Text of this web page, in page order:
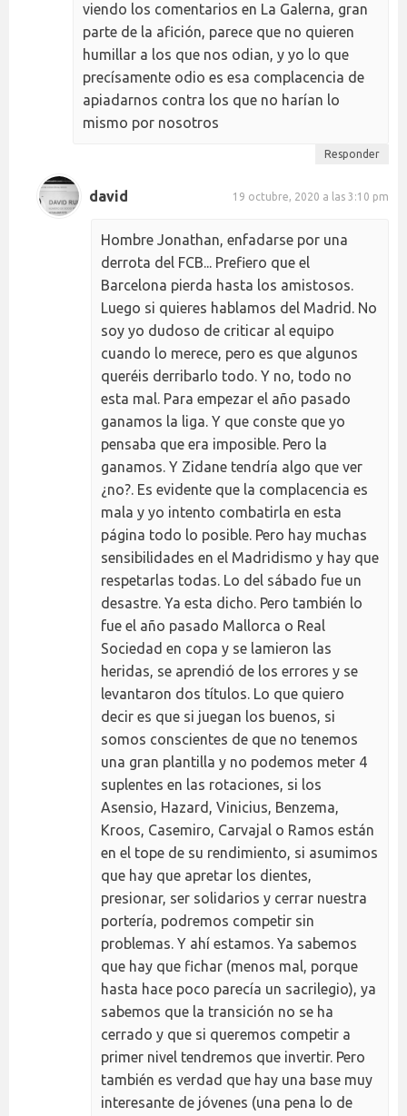
viendo los comentarios en La Galerna, gran
parte de la afición, parece que no quieren
humillar a los que nos odian, y yo lo que
precísamente odio es esa complacencia de
apiadarnos contra los que no harían lo
mismo por nosotros
Responder
david 19 octubre, 2020 a las 3:10 pm
Hombre Jonathan, enfadarse por una
derrota del FCB... Prefiero que el
Barcelona pierda hasta los amistosos.
Luego si quieres hablamos del Madrid. No
soy yo dudoso de criticar al equipo
cuando lo merece, pero es que algunos
queréis derribarlo todo. Y no, todo no
esta mal. Para empezar el año pasado
ganamos la liga. Y que conste que yo
pensaba que era imposible. Pero la
ganamos. Y Zidane tendría algo que ver
¿no?. Es evidente que la complacencia es
mala y yo intento combatirla en esta
página todo lo posible. Pero hay muchas
sensibilidades en el Madridismo y hay que
respetarlas todas. Lo del sábado fue un
desastre. Ya esta dicho. Pero también lo
fue el año pasado Mallorca o Real
Sociedad en copa y se lamieron las
heridas, se aprendió de los errores y se
levantaron dos títulos. Lo que quiero
decir es que si juegan los buenos, si
somos conscientes de que no tenemos
una gran plantilla y no podemos meter 4
suplentes en las rotaciones, si los
Asensio, Hazard, Vinicius, Benzema,
Kroos, Casemiro, Carvajal o Ramos están
en el tope de su rendimiento, si asumimos
que hay que apretar los dientes,
presionar, ser solidarios y cerrar nuestra
portería, podremos competir sin
problemas. Y ahí estamos. Ya sabemos
que hay que fichar (menos mal, porque
hasta hace poco parecía un sacrilegio), ya
sabemos que la transición no se ha
cerrado y que si queremos competir a
primer nivel tendremos que invertir. Pero
también es verdad que hay una base muy
interesante de jóvenes (una pena lo de